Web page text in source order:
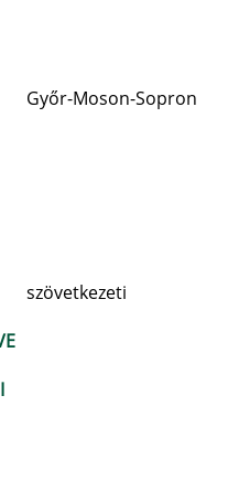
Győr-Moson-Sopron
szövetkezeti